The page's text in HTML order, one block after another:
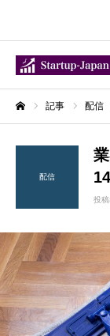
記事 配信
配信
投